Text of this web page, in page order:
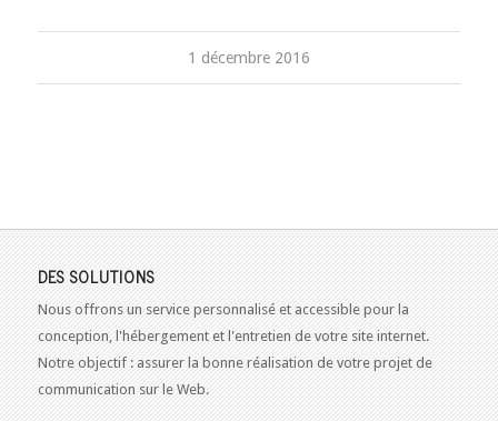
1 décembre 2016
DES SOLUTIONS
Nous offrons un service personnalisé et accessible pour la
conception, l'hébergement et l'entretien de votre site internet.
Notre objectif : assurer la bonne réalisation de votre projet de
communication sur le Web.